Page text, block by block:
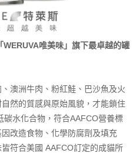
唯美味」旗下最卓越的罐
澳洲牛肉、粉紅鮭、巴沙魚及火
然的質感與原始風貌，才能鎖住
碳水化合物，符合AAFCO營養標
改造食物、化學防腐劑及填充
符合美國 AAFCO訂定的成貓所